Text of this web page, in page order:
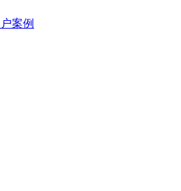
案例